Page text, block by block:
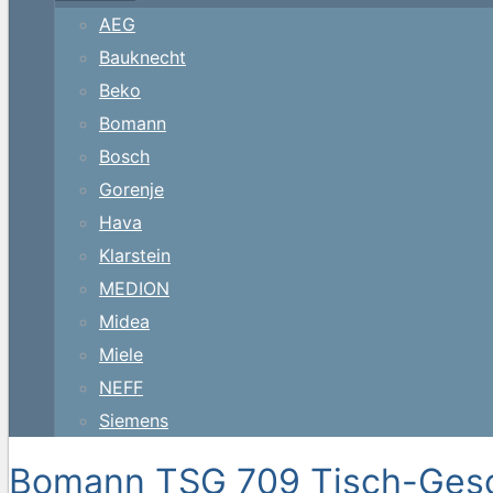
AEG
Bauknecht
Beko
Bomann
Bosch
Gorenje
Hava
Klarstein
MEDION
Midea
Miele
NEFF
Siemens
Bomann TSG 709 Tisch-